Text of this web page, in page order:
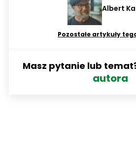
Albert
Pozostałe artykuły
Masz pytanie lub
autora